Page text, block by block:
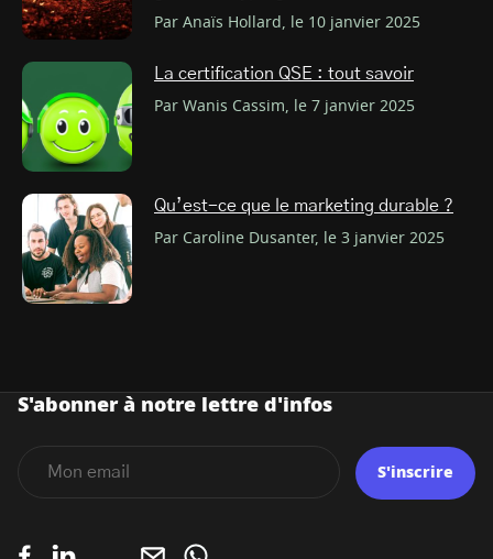
Par Anaïs Hollard, le 10 janvier 2025
La certification QSE : tout savoir
Par Wanis Cassim, le 7 janvier 2025
Qu’est-ce que le marketing durable ?
Par Caroline Dusanter, le 3 janvier 2025
S'abonner à notre lettre d'infos
S'inscrire